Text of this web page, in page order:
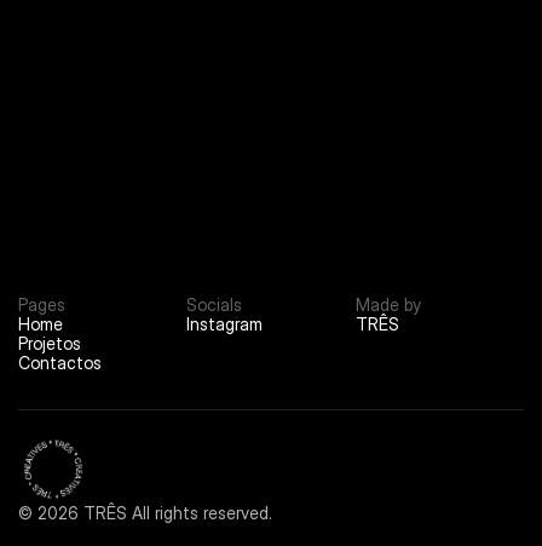
Pages
Home
Projetos
Contactos
Socials
Instagram
Made by
TRÊS
© 2026 TRÊS All rights reserved.